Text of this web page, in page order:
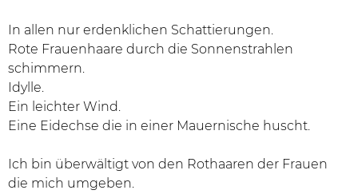
In allen nur erdenklichen Schattierungen.
Rote Frauenhaare durch die Sonnenstrahlen
schimmern.
Idylle.
Ein leichter Wind.
Eine Eidechse die in einer Mauernische huscht.
Ich bin überwältigt von den Rothaaren der Frauen
die mich umgeben.